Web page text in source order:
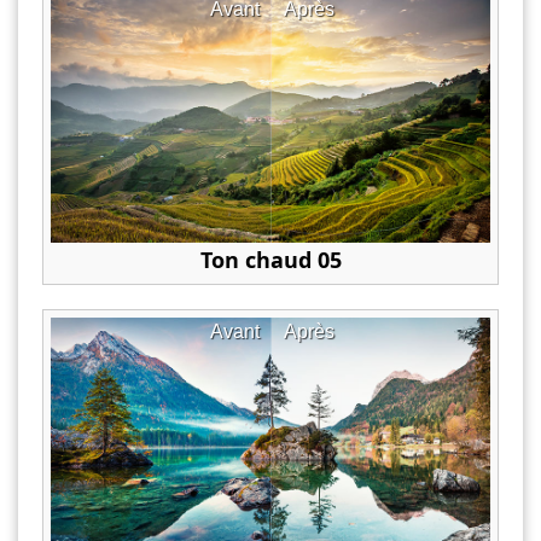
Après
Avant
Ton chaud 05
Après
Avant